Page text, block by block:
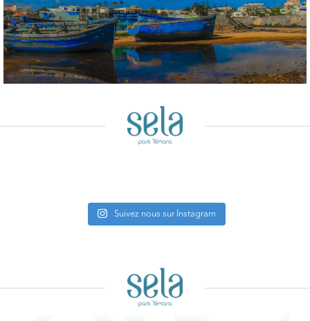
Suivez nous sur Instagram